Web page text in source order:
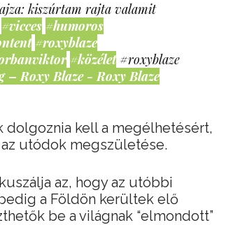
kiszúrtam rajta valamit
#vicces #humoros
#roxyblaze
#közélet #roxyblaze
– Roxy Blaze - Roxy Blaze
dolgoznia kell a megélhetésért,
utódok megszületése.
az, hogy az utóbbi
a Földön kerültek elő
be a világnak “elmondott”